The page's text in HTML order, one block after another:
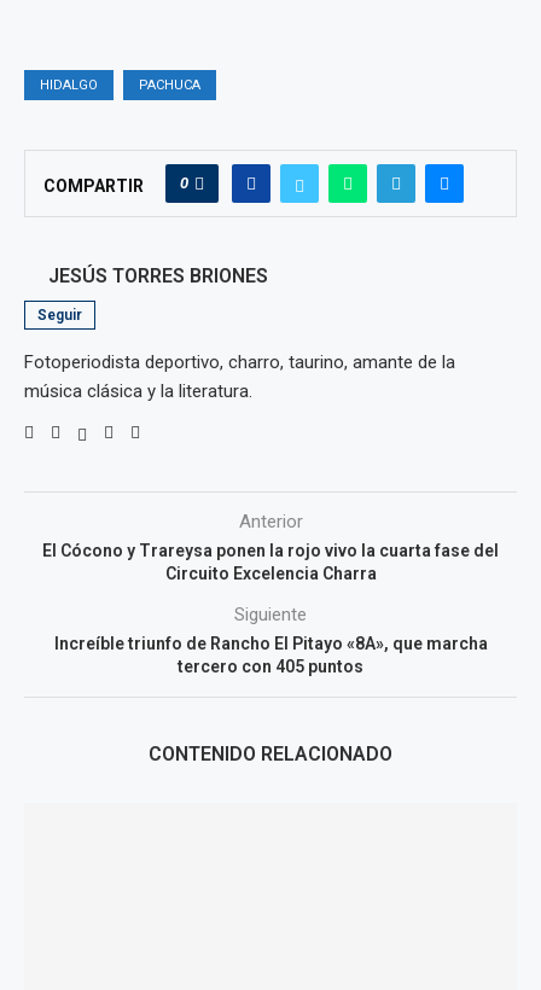
HIDALGO PACHUCA
COMPARTIR 0
JESÚS TORRES BRIONES
Seguir
Fotoperiodista deportivo, charro, taurino, amante de la
música clásica y la literatura.
Anterior
El Cócono y Trareysa ponen la rojo vivo la cuarta fase del
Circuito Excelencia Charra
Siguiente
Increíble triunfo de Rancho El Pitayo «8A», que marcha
tercero con 405 puntos
CONTENIDO RELACIONADO